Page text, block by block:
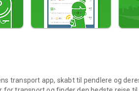
transport app, skabt til pendlere og